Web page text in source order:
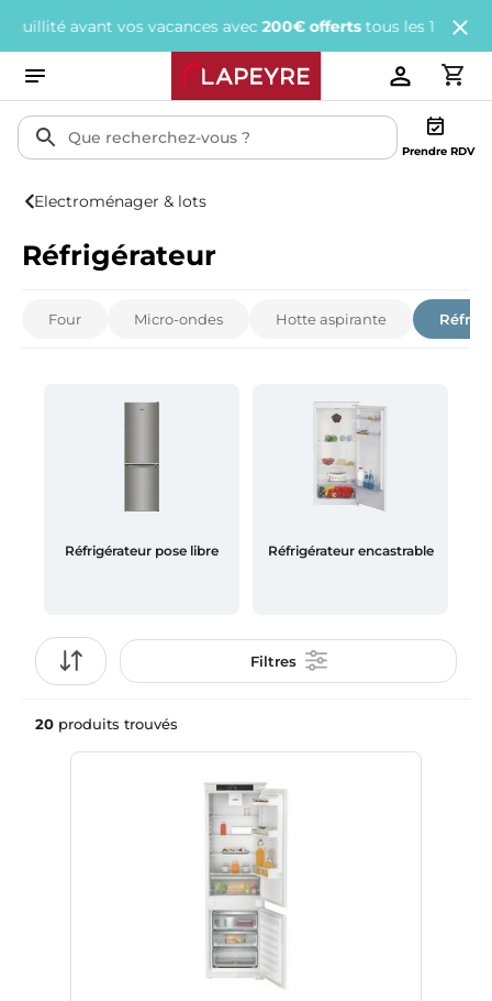
vos vacances avec200€ offertstous les 1 000€ d'achats.
Prendre RDV
Electroménager & lots
Réfrigérateur
Four Micro-ondes Hotte aspirante
Réfrigérateur pose libre Réfrigérateur encastrable
Filtres
20 produits trouvés